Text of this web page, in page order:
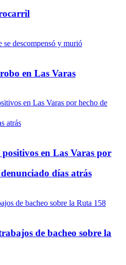
en Las Varas
en Las Varas por
días atrás
de bacheo sobre la